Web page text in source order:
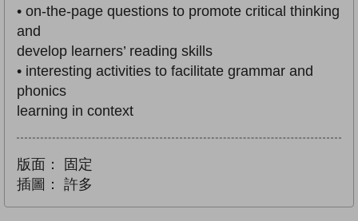
• on-the-page questions to promote critical thinking
and
develop learners’ reading skills
• interesting activities to facilitate grammar and
phonics
learning in context
版面：
固定
插圖：
許多